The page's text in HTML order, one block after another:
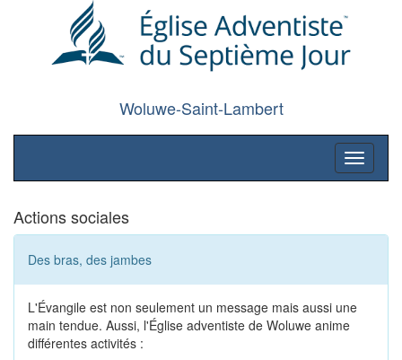
Woluwe-Saint-Lambert
Toggle
Actions sociales
Des bras, des jambes
L'Évangile est non seulement un message mais aussi une
main tendue. Aussi, l'Église adventiste de Woluwe anime
différentes activités :